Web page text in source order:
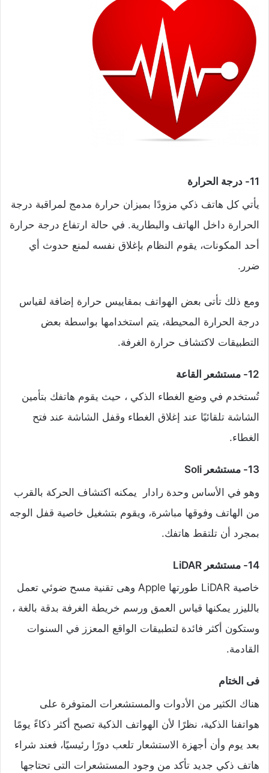
11- درجة الحرارة
يأتي كل هاتف ذكي مزودًا بميزان حرارة مدمج لمراقبة درجة
الحرارة داخل الهاتف والبطارية. في حالة ارتفاع درجة حرارة
أحد المكونات، يقوم النظام بإغلاق نفسه لمنع حدوث أي
ضرر.
ومع ذلك تأتى بعض الهواتف بمقاييس حرارة إضافة لقياس
درجة الحرارة المحيطة، يتم استخدامها بواسطة بعض
التطبيقات لاكتشاف حرارة الغرفة.
12- مستشعر القاعة
تُستخدم في وضع الغطاء الذكي ، حيث يقوم هاتفك بتأمين
الشاشة تلقائيًا عند إغلاق الغطاء وقفل الشاشة عند فتح
الغطاء.
13- مستشعر Soli
وهو في الأساس وحدة رادار يمكنه اكتشاف الحركة بالقرب
من الهاتف وفوقها مباشرة، ويقوم بتشغيل خاصية قفل الوجه
بمجرد أن تلتقط هاتفك.
14- مستشعر LiDAR
خاصية LiDAR طورتها Apple وهى تقنية مسح ضوئي تعمل
بالليزر يمكنها قياس العمق ورسم خريطة الغرفة بدقة بالغة ،
وستكون أكثر فائدة لتطبيقات الواقع المعزز في السنوات
القادمة.
فى الختام
هناك الكثير من الأدوات والمستشعرات المتوفرة على
هواتفنا الذكية، نظرًا لأن الهواتف الذكية تصبح أكثر ذكاءً يومًا
بعد يوم وأن أجهزة الاستشعار تلعب دورًا رئيسيًا، فعند شراء
هاتف ذكي جديد تأكد من وجود المستشعرات التى تحتاجها